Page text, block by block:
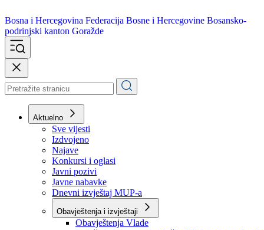
Bosna i Hercegovina
podrinjski kanton Goražde
Aktuelno
Sve vijesti
Izdvojeno
Najave
Konkursi i oglasi
Javni pozivi
Javne nabavke
Dnevni izvještaj MUP-a